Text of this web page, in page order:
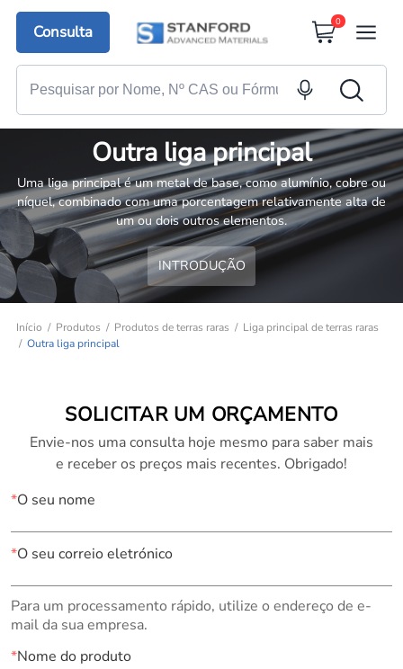
Consulta
0
Outra liga principal
Uma liga principal é um metal de base, como alumínio, cobre ou
níquel, combinado com uma porcentagem relativamente alta de
um ou dois outros elementos.
INTRODUÇÃO
Início Produtos Produtos de terras raras
Liga principal de terras raras
Outra liga principal
SOLICITAR UM ORÇAMENTO
Envie-nos uma consulta hoje mesmo para saber mais
e receber os preços mais recentes. Obrigado!
*O seu nome
*O seu correio eletrónico
Para um processamento rápido, utilize o endereço de e-
mail da sua empresa.
*Nome do produto